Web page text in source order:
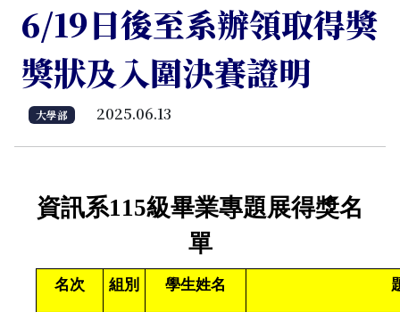
6/19日後至系辦領取得獎
獎狀及入圍決賽證明
大學部 2025.06.13
資訊系115級畢業專題展得獎名
單
名次 組別 學生姓名